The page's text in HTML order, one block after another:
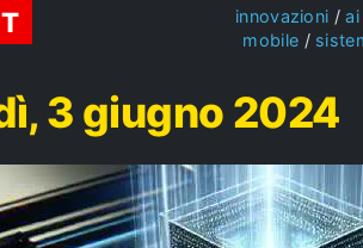
innovazioni ai
mobile
3 giugno 2024